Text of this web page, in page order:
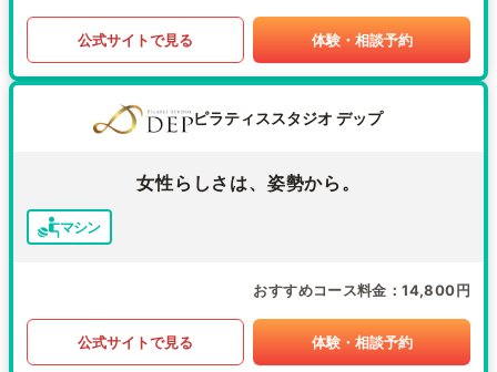
公式サイトで見る 体験・相談予約
ピラティススタジオ デップ
女性らしさは、姿勢から。
マシン
おすすめコース料金 14,800円
公式サイトで見る 体験・相談予約